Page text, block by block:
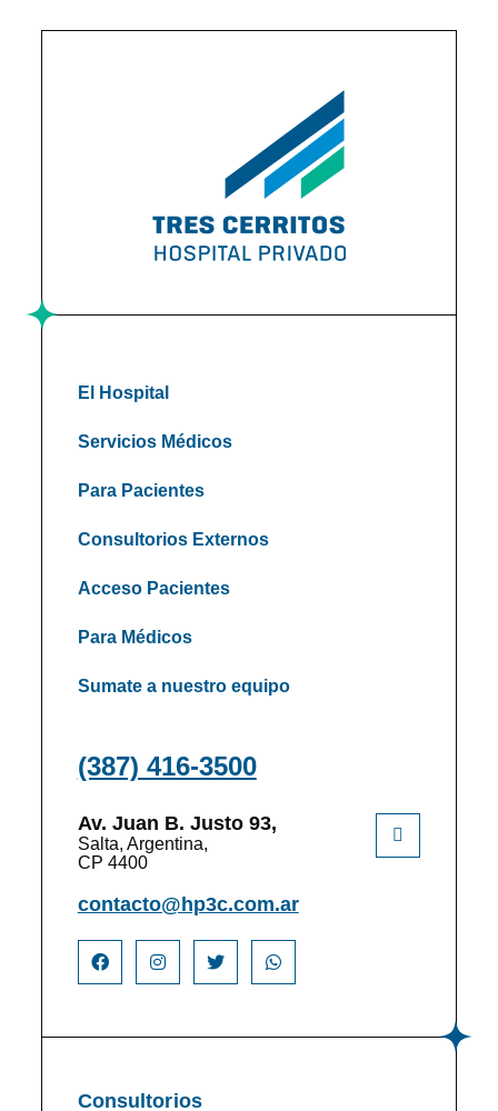
El Hospital
Servicios Médicos
Para Pacientes
Consultorios Externos
Acceso Pacientes
Para Médicos
Sumate a nuestro equipo
(387) 416-3500
Av. Juan B. Justo 93,
Salta, Argentina,
CP 4400
contacto@hp3c.com.ar
Consultorios